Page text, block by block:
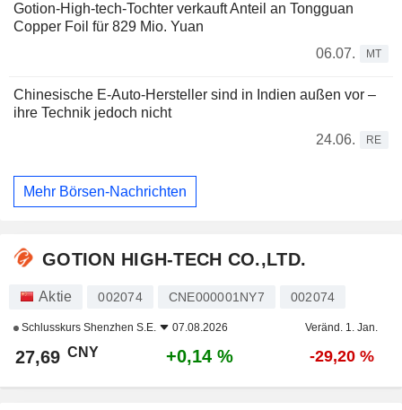
Gotion-High-tech-Tochter verkauft Anteil an Tongguan
Copper Foil für 829 Mio. Yuan
06.07.
MT
Chinesische E-Auto-Hersteller sind in Indien außen vor –
ihre Technik jedoch nicht
24.06.
RE
Mehr Börsen-Nachrichten
GOTION HIGH-TECH CO.,LTD.
Aktie 002074 CNE000001NY7 002074
Schlusskurs Shenzhen S.E. 07.08.2026 Veränd. 1. Jan.
27,69 CNY +0,14 % -29,20 %